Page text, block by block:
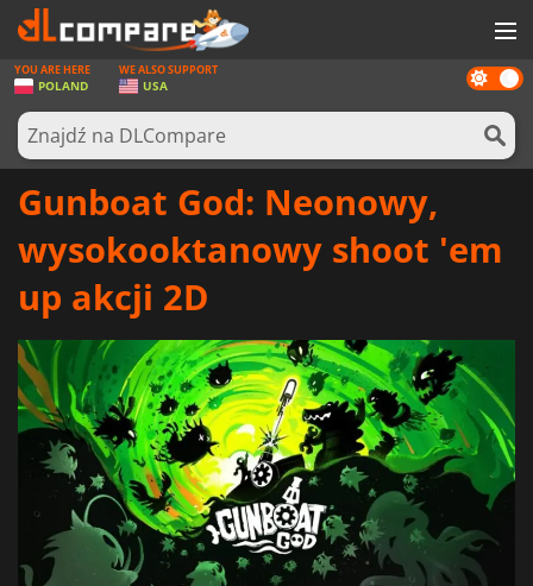
GRY
KARTY DO GIER
OPROGRAMOWANIE
SPRZĘT KOMPUTEROWY
AKTUALNOŚCI
ZALOGUJ SIĘ LUB ZAREJESTRUJ
Dark
mode
YOU ARE HERE
POLAND
WE ALSO SUPPORT
USA
Gunboat God: Neonowy,
wysokooktanowy shoot 'em
up akcji 2D